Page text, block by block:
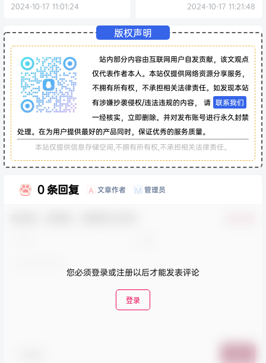
2024-10-17 11:01:24 2024-10-17 11:21:48
版权声明
站内部分内容由互联网用户自发贡献，该文观点
仅代表作者本人。本站仅提供网络资源分享服务，
不拥有所有权，不承担相关法律责任。如发现本站
有涉嫌抄袭侵权/违法违规的内容， 请 联系我们
一经核实，立即删除。并对发布账号进行永久封禁
处理。在为用户提供最好的产品同时，保证优秀的服务质量。
本站仅提供信息存储空间,不拥有所有权,不承担相关法律责任。
0 条回复 A 文章作者 M 管理员
您必须登录或注册以后才能发表评论
登录